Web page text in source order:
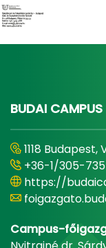
BUDAI CAMPUS
1118
+36-1/305-
https://
Campus-